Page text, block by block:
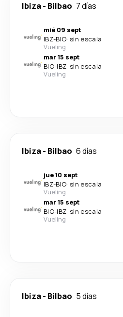
Ibiza- Bilbao 7 días
mié 09 sept
IBZ-BIO· sin escala
Vueling
mar 15 sept
BIO-IBZ· sin escala
Vueling
Ibiza- Bilbao 6 días
jue 10 sept
IBZ-BIO· sin escala
Vueling
mar 15 sept
BIO-IBZ· sin escala
Vueling
Ibiza- Bilbao 5 días